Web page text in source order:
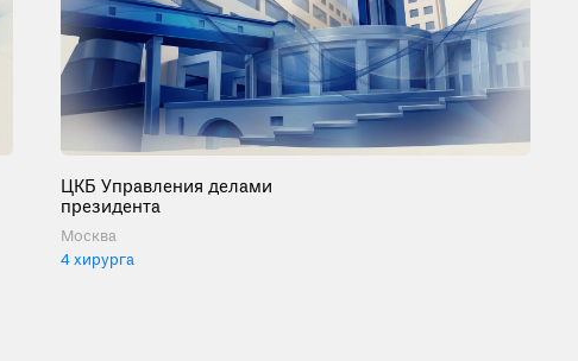
ЦКБ Управления делами
президента
Москва
4 хирурга